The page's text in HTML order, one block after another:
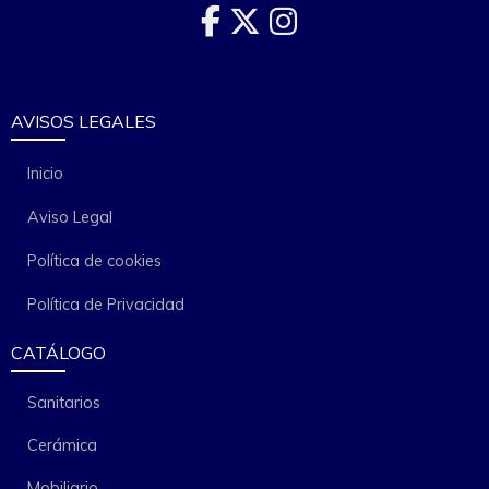
AVISOS LEGALES
Inicio
Aviso Legal
Política de cookies
Política de Privacidad
CATÁLOGO
Sanitarios
Cerámica